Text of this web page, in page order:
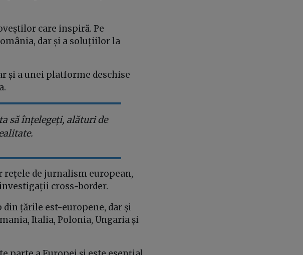
care inspiră. Pe
dar și a soluțiilor la
și a unei platforme deschise
să înțelegeți, alături de
de jurnalism european,
cross-border.
țările est-europene, dar și
Italia, Polonia, Ungaria și